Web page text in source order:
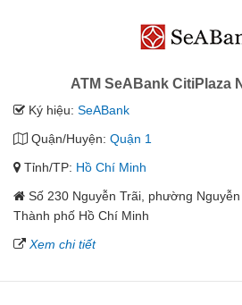
ATM SeABank CitiPlaza
Ký hiệu: SeABank
Quận/Huyện: Quận 1
Tỉnh/TP: Hồ Chí Minh
Số 230 Nguyễn Trãi, phường Nguyễn
Thành phố Hồ Chí Minh
Xem chi tiết